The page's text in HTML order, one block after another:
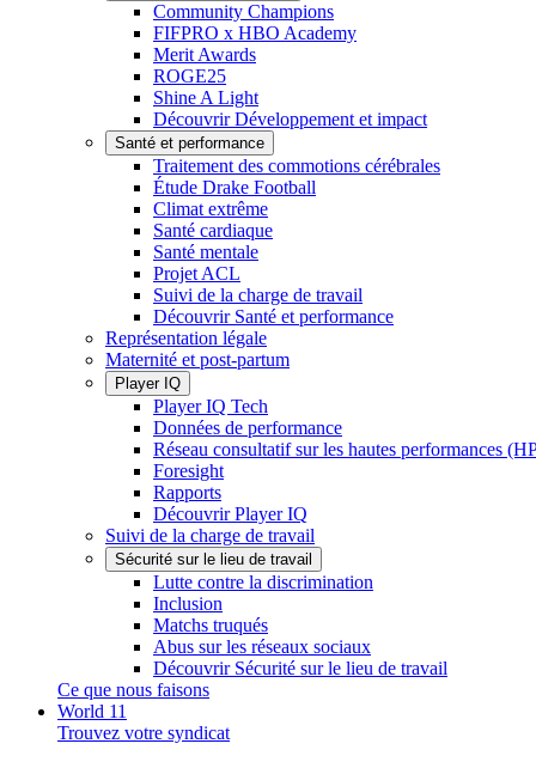
Community Champions
FIFPRO x HBO Academy
Merit Awards
ROGE25
Shine A Light
Découvrir Développement et impact
Santé et performance
Traitement des commotions cérébrales
Étude Drake Football
Climat extrême
Santé cardiaque
Santé mentale
Projet ACL
Suivi de la charge de travail
Découvrir Santé et performance
Représentation légale
Maternité et post-partum
Player IQ
Player IQ Tech
Données de performance
Réseau consultatif sur les hautes performances
Foresight
Rapports
Découvrir Player IQ
Suivi de la charge de travail
Sécurité sur le lieu de travail
Lutte contre la discrimination
Inclusion
Matchs truqués
Abus sur les réseaux sociaux
Découvrir Sécurité sur le lieu de travail
Ce que nous faisons
World 11
Trouvez votre syndicat